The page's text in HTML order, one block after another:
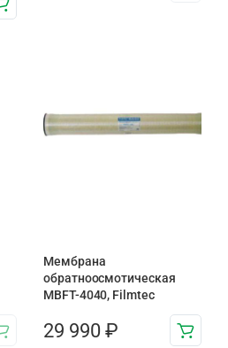
Мембрана
обратноосмотическая
MBFT-4040, Filmtec
29 990 ₽